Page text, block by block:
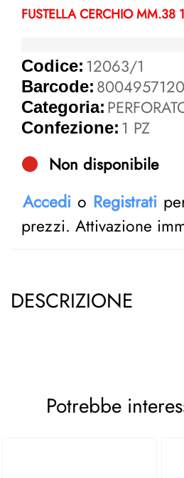
FUSTELLA CERCHIO MM.38
Codice: 12063/1
Barcode:
Categoria:
Confezione: 1 PZ
Non disponibile
Accedi o Registrati
prezzi. Attivazione
DESCRIZIONE
Potrebbe